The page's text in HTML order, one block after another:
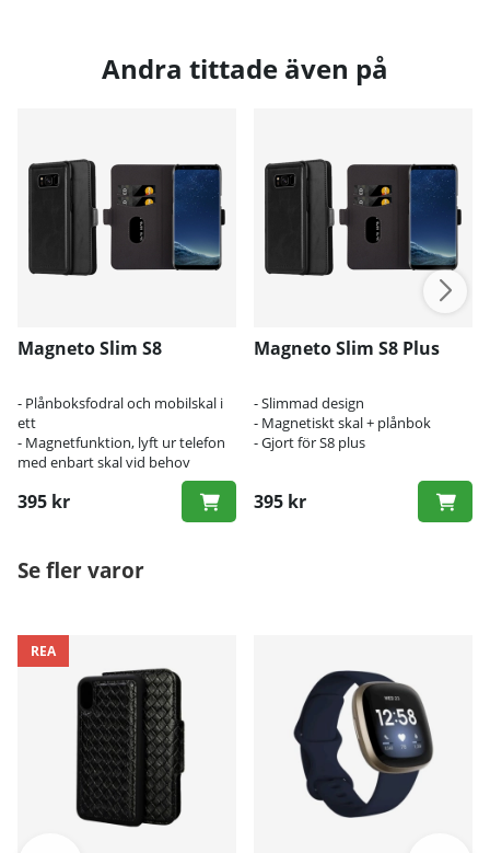
Andra tittade även på
Magneto Slim S8
- Plånboksfodral och mobilskal i
ett
- Magnetfunktion, lyft ur telefon
med enbart skal vid behov
- Enkelt åtkomst av alla knappar
och reglage
395 kr
Magneto Slim S8 Plus
- Slimmad design
- Magnetiskt skal + plånbok
- Gjort för S8 plus
395 kr
Se fler varor
REA